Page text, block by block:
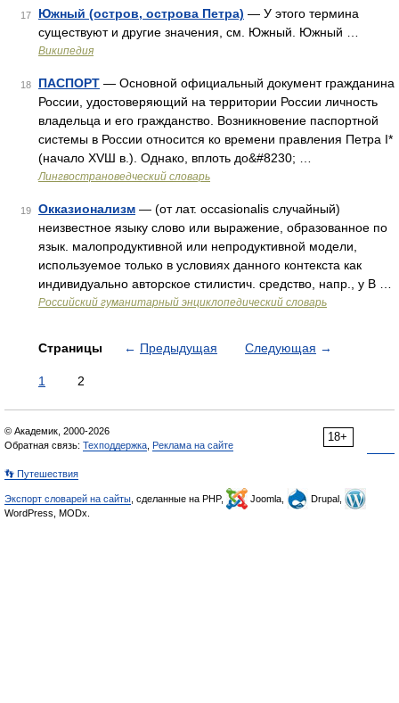
17 Южный (остров, острова Петра) — У этого термина
существуют и другие значения, см. Южный. Южный …
Википедия
18 ПАСПОРТ — Основной официальный документ гражданина
России, удостоверяющий на территории России личность
владельца и его гражданство. Возникновение паспортной
системы в России относится ко времени правления Петра I*
(начало ХVШ в.). Однако, вплоть до&#8230; …
Лингвострановедческий словарь
19 Окказионализм — (от лат. occasionalis случайный)
неизвестное языку слово или выражение, образованное по
язык. малопродуктивной или непродуктивной модели,
используемое только в условиях данного контекста как
индивидуально авторское стилистич. средство, напр., у В …
Российский гуманитарный энциклопедический словарь
Страницы ← Предыдущая Следующая →
1 2
18+
© Академик, 2000-2026
Обратная связь: Техподдержка Реклама на сайте
👣 Путешествия
Экспорт словарей на сайты , сделанные на PHP, Joomla,
Drupal,
WordPress, MODx.